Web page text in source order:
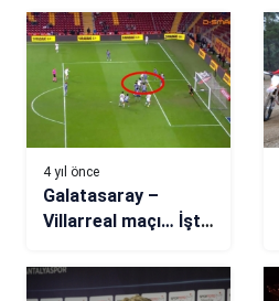
Trabzonspor
günlerini hatırlattı!
4 yıl önce
Galatasaray –
Villarreal maçı… İşte